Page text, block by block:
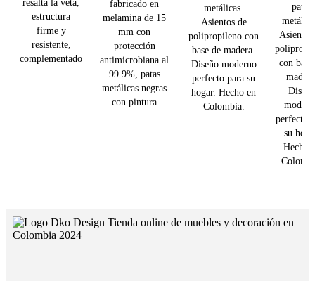
resalta la veta,
estructura
firme y
resistente,
complementado
fabricado en
melamina de 15
mm con
protección
antimicrobiana al
99.9%, patas
metálicas negras
con pintura
metálicas.
Asientos de
polipropileno con
base de madera.
Diseño moderno
perfecto para su
hogar. Hecho en
Colombia.
patas
Asientos
con base
Diseño
perfecto
su
Hecho